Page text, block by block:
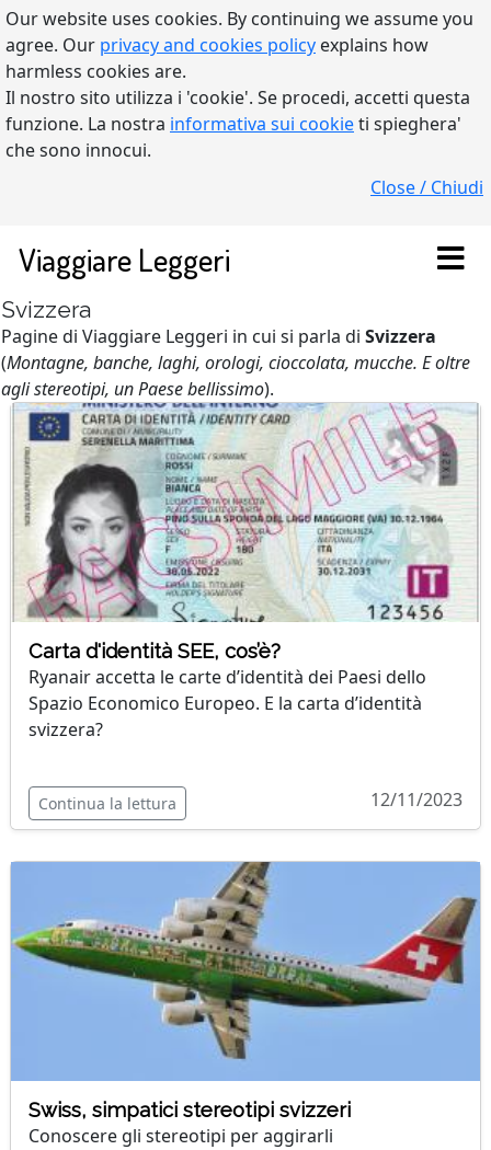
Our website uses cookies. By continuing we assume you
agree. Our privacy and cookies policy explains how
harmless cookies are.
Il nostro sito utilizza i 'cookie'. Se procedi, accetti questa
funzione. La nostra informativa sui cookieti spieghera'
che sono innocui.
Close / Chiudi
Viaggiare Leggeri
Svizzera
Pagine di Viaggiare Leggeri in cui si parla di Svizzera
(Montagne, banche, laghi, orologi, cioccolata, mucche. E oltre
agli stereotipi, un Paese bellissimo).
Carta d'identità SEE, cos’è?
Ryanair accetta le carte d’identità dei Paesi dello
Spazio Economico Europeo. E la carta d’identità
svizzera?
Continua la lettura 12/11/2023
Swiss, simpatici stereotipi svizzeri
Conoscere gli stereotipi per aggirarli